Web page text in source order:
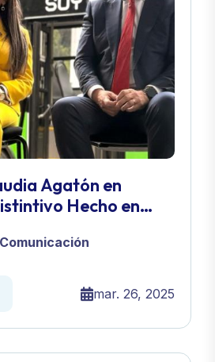
Agatón en
Hecho en
de autobuses
mar. 26, 2025